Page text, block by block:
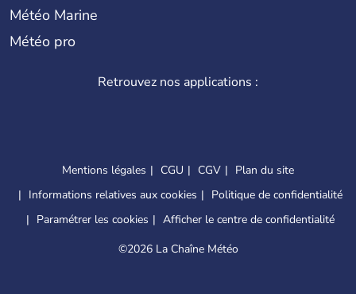
Météo Marine
Météo pro
Retrouvez nos applications :
Mentions légales CGU CGV
Plan du site
Informations relatives aux cookies
Politique de confidentialité
Paramétrer les cookies
Afficher le centre de confidentialité
©2026 La Chaîne Météo